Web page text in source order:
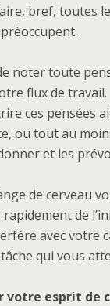
bref, toutes
noter toute
flux de travail.
ces pensées
ou tout au
et les
de cerveau
de
avec votre
qui vous
votre esprit de